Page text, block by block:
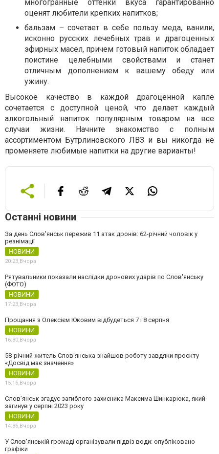
многогранные оттенки вкуса гарантированно
оценят любители крепких напитков;
бальзам – сочетает в себе пользу меда, ванили,
исконно русских лечебных трав и драгоценных
эфирных масел, причем готовый напиток обладает
поистине целебными свойствами и станет
отличным дополнением к вашему обеду или
ужину.
Высокое качество в каждой драгоценной капле
сочетается с доступной ценой, что делает каждый
алкогольный напиток популярным товаром на все
случаи жизни. Начните знакомство с полным
ассортиментом Бутрлиновского ЛВЗ и вы никогда не
променяете любимые напитки на другие варианты!
Останні новини
За день Слов'янськ пережив 11 атак дронів: 62-річний чоловік у
реанімації
НОВИНИ
20:23,Вчора
Рятувальники показали наслідки дронових ударів по Слов'янську
(ФОТО)
НОВИНИ
17:23,Вчора
Прощання з Олексієм Юковим відбудеться 7 і 8 серпня
НОВИНИ
16:30,Вчора
58-річний житель Слов'янська знайшов роботу завдяки проєкту
«Досвід має значення»
НОВИНИ
15:16,Вчора
Слов’янськ згадує загиблого захисника Максима Шинкарюка, який
загинув у серпні 2023 року
НОВИНИ
14:36,Вчора
У Слов'янській громаді організували підвіз води: опубліковано
графіки